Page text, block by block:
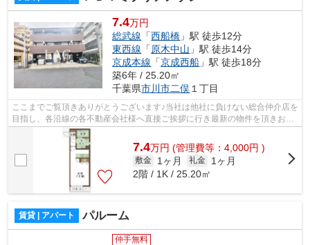
7.4万円
総武線 「西船橋 」駅 徒歩12分
東西線 「 原木中山 」駅 徒歩14分
京成本線 「京成西船 」駅 徒歩18分
築6年 / 25.20㎡
千葉県市川市二俣 １丁目
ここまでご覧頂きありがとうございます♪当社は他社に負けない総合仲介店を
目指し、各沿線の各不動産会社様へ直接ご挨拶に行き最新の物件を頂きお客
様へ提供しております！最新の情報は...
7.4万円 (管理費等：4,000円 )
敷金 1ヶ月 礼金
1ヶ月
2階 / 1K / 25.20㎡
賃貸 | アパート パルーム
仲手無料